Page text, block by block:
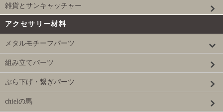
雑貨とサンキャッチャー
アクセサリー材料
メタルモチーフパーツ
組み立てパーツ
ぶら下げ・繋ぎパーツ
chielの馬